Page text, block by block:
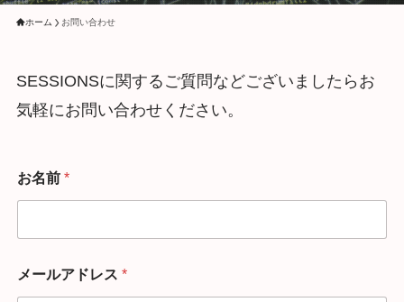
ホーム お問い合わせ
SESSIONSに関するご質問などございましたらお
気軽にお問い合わせください。
お名前 *
メールアドレス *